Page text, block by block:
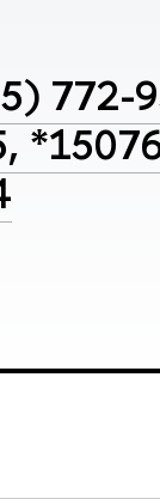
772-